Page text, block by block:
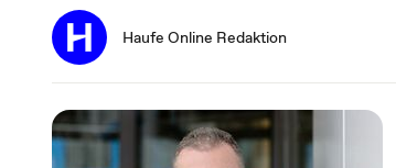
Haufe Online Redaktion